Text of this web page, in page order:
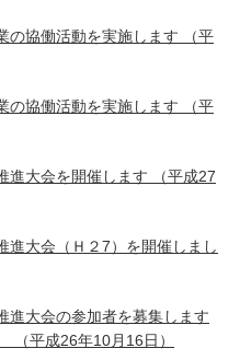
の協働活動を実施します （平
の協働活動を実施します （平
進大会を開催します （平成27
進大会（Ｈ２7）を開催しまし
進大会の参加者を募集します
（平成26年10月16日）